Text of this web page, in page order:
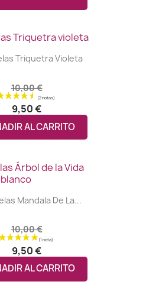
Triquetra Violeta
10,00 €
9,50 €
AL CARRITO
Mandala De La...
10,00 €
9,50 €
AL CARRITO